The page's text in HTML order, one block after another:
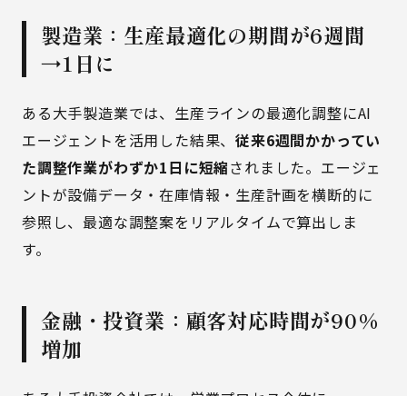
製造業：生産最適化の期間が6週間
→1日に
ある大手製造業では、生産ラインの最適化調整にAI
エージェントを活用した結果、従来6週間かかってい
た調整作業がわずか1日に短縮されました。エージェ
ントが設備データ・在庫情報・生産計画を横断的に
参照し、最適な調整案をリアルタイムで算出しま
す。
金融・投資業：顧客対応時間が90%
増加